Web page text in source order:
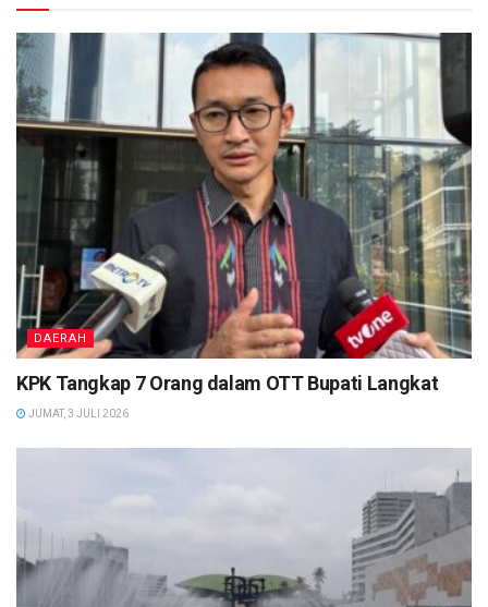
DAERAH
KPK Tangkap 7 Orang dalam OTT Bupati Langkat
JUMAT, 3 JULI 2026